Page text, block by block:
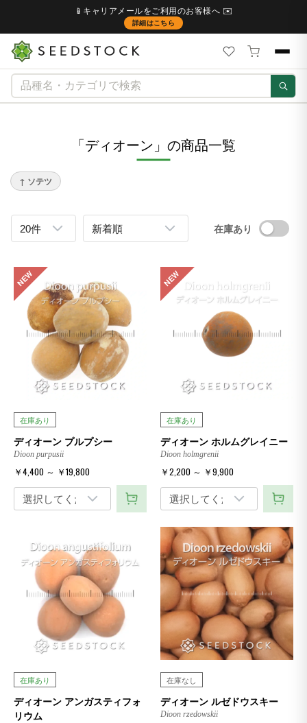
📱キャリアメールをご利用のお客様へ ✉️
詳細はこちら
「ディオーン」の商品一覧
↑ ソテツ
在庫あり
NEW
在庫あり
ディオーン プルプシー
Dioon purpusii
￥4,400 ～ ￥19,800
NEW
在庫あり
ディオーン ホルムグレイニー
Dioon holmgrenii
￥2,200 ～ ￥9,900
在庫あり
ディオーン アンガスティフォ
リウム
在庫なし
ディオーン ルゼドウスキー
Dioon rzedowskii